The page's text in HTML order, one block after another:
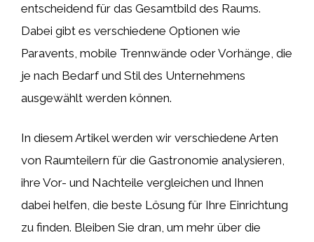
entscheidend für das Gesamtbild des Raums.
Dabei gibt es verschiedene Optionen wie
Paravents, mobile Trennwände oder Vorhänge, die
je nach Bedarf und Stil des Unternehmens
ausgewählt werden können.
In diesem Artikel werden wir verschiedene Arten
von Raumteilern für die Gastronomie analysieren,
ihre Vor- und Nachteile vergleichen und Ihnen
dabei helfen, die beste Lösung für Ihre Einrichtung
zu finden. Bleiben Sie dran, um mehr über die